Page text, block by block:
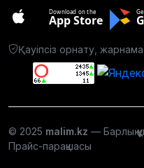
Download on the
App Store
Қауіпсіз орнату,
© 2025 malim.kz — Барлық
Прайс-парақшасы